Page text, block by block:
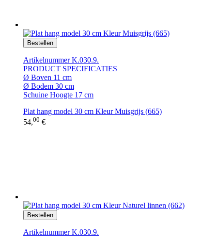
Bestellen
Artikelnummer K.030.9.
PRODUCT SPECIFICATIES
Ø Boven 11 cm
Ø Bodem 30 cm
Schuine Hoogte 17 cm
Plat hang model 30 cm Kleur Muisgrijs (665)
54,00 €
Bestellen
Artikelnummer K.030.9.